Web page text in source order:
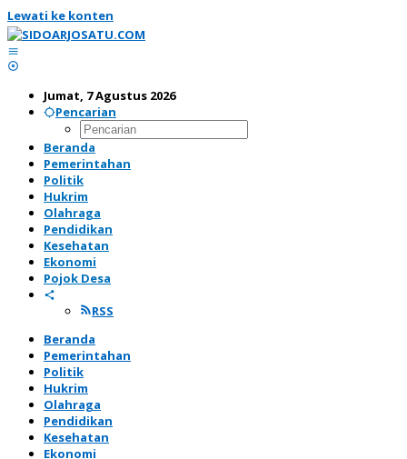
Lewati ke konten
Jumat, 7 Agustus 2026
Pencarian
Beranda
Pemerintahan
Politik
Hukrim
Olahraga
Pendidikan
Kesehatan
Ekonomi
Pojok Desa
RSS
Beranda
Pemerintahan
Politik
Hukrim
Olahraga
Pendidikan
Kesehatan
Ekonomi